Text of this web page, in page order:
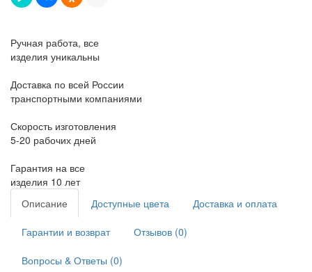
Ручная работа, все
изделия уникальны
Доставка по всей России
транспортными компаниями
Скорость изготовления
5-20 рабочих дней
Гарантия на все
изделия 10 лет
Описание
Доступные цвета Доставка и оплата
Гарантии и возврат Отзывов (0)
Вопросы & Ответы (0)